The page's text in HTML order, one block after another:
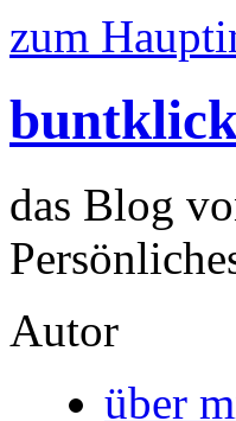
zum
das Blog
Autor
über